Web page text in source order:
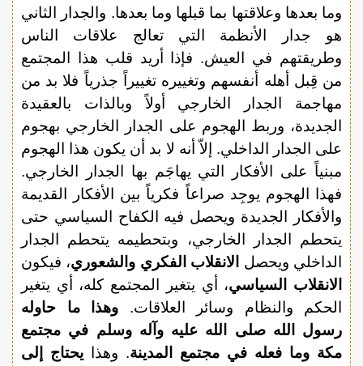
وما بعدها وعلاقتها بما قبلها وما بعدها. والجدار الثاني
هو جدار الأنظمة التي تعالج علاقات الناس
وطريقتهم في العيش. فإذا أريد قلب هذا المجتمع
من قِبل أهله أنفسهم وتغييره تغييراً جذرياً فلا بد من
مهاجمة الجدار الخارجي أولاً وبالذات بالعقيدة
الجديدة، وربط الهجوم على الجدار الخارجي بهجوم
على الجدار الداخلي. إلاّ أنه لا بد أن يكون هذا الهجوم
مبنياً على الأفكار التي يهاجَم بها الجدار الخارجي.
فهذا الهجوم يوجِد صراعاً فكرياً بين الأفكار القديمة
والأفكار الجديدة ويحصل فيه الكفاح السياسي حتى
يتحطم الجدار الخارجي، وبتحطيمه يتحطم الجدار
الداخلي ويحصل
الانقلاب الفكري والشعوري، فيكون
الانقلاب السياسي، أي يتغير المجتمع كله، أي يتغير
الحكم والنظام وسائر العلاقات. وهذا ما حاوله
رسول الله صلى الله عليه وآله وسلم في مجتمع
مكة وما فعله في مجتمع المدينة. وهذا يحتاج إلى